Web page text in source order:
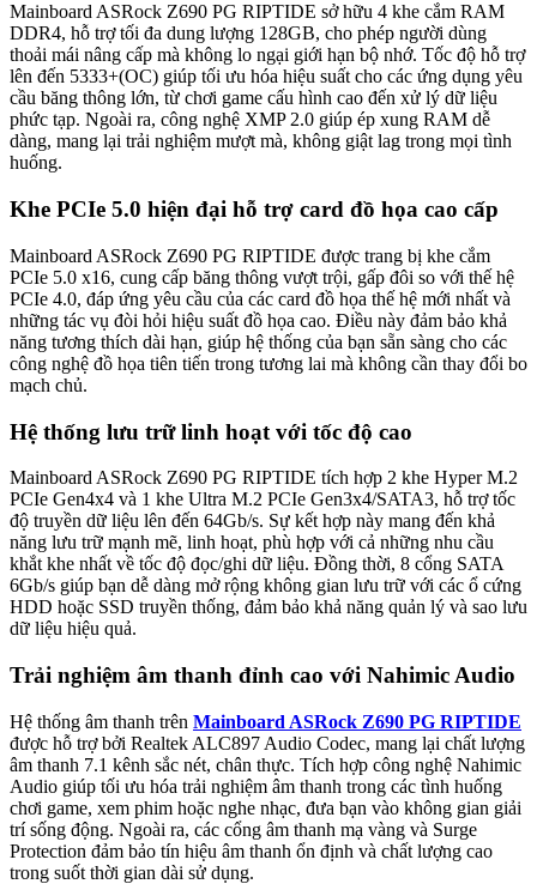
Mainboard ASRock Z690 PG RIPTIDE sở hữu 4 khe cắm RAM
DDR4, hỗ trợ tối đa dung lượng 128GB, cho phép người dùng
thoải mái nâng cấp mà không lo ngại giới hạn bộ nhớ. Tốc độ hỗ trợ
lên đến 5333+(OC) giúp tối ưu hóa hiệu suất cho các ứng dụng yêu
cầu băng thông lớn, từ chơi game cấu hình cao đến xử lý dữ liệu
phức tạp. Ngoài ra, công nghệ XMP 2.0 giúp ép xung RAM dễ
dàng, mang lại trải nghiệm mượt mà, không giật lag trong mọi tình
huống.
Khe PCIe 5.0 hiện đại hỗ trợ card đồ họa cao cấp
Mainboard ASRock Z690 PG RIPTIDE được trang bị khe cắm
PCIe 5.0 x16, cung cấp băng thông vượt trội, gấp đôi so với thế hệ
PCIe 4.0, đáp ứng yêu cầu của các card đồ họa thế hệ mới nhất và
những tác vụ đòi hỏi hiệu suất đồ họa cao. Điều này đảm bảo khả
năng tương thích dài hạn, giúp hệ thống của bạn sẵn sàng cho các
công nghệ đồ họa tiên tiến trong tương lai mà không cần thay đổi bo
mạch chủ.
Hệ thống lưu trữ linh hoạt với tốc độ cao
Mainboard ASRock Z690 PG RIPTIDE tích hợp 2 khe Hyper M.2
PCIe Gen4x4 và 1 khe Ultra M.2 PCIe Gen3x4/SATA3, hỗ trợ tốc
độ truyền dữ liệu lên đến 64Gb/s. Sự kết hợp này mang đến khả
năng lưu trữ mạnh mẽ, linh hoạt, phù hợp với cả những nhu cầu
khắt khe nhất về tốc độ đọc/ghi dữ liệu. Đồng thời, 8 cổng SATA
6Gb/s giúp bạn dễ dàng mở rộng không gian lưu trữ với các ổ cứng
HDD hoặc SSD truyền thống, đảm bảo khả năng quản lý và sao lưu
dữ liệu hiệu quả.
Trải nghiệm âm thanh đỉnh cao với Nahimic Audio
Hệ thống âm thanh trên Mainboard ASRock Z690 PG RIPTIDE
được hỗ trợ bởi Realtek ALC897 Audio Codec, mang lại chất lượng
âm thanh 7.1 kênh sắc nét, chân thực. Tích hợp công nghệ Nahimic
Audio giúp tối ưu hóa trải nghiệm âm thanh trong các tình huống
chơi game, xem phim hoặc nghe nhạc, đưa bạn vào không gian giải
trí sống động. Ngoài ra, các cổng âm thanh mạ vàng và Surge
Protection đảm bảo tín hiệu âm thanh ổn định và chất lượng cao
trong suốt thời gian dài sử dụng.